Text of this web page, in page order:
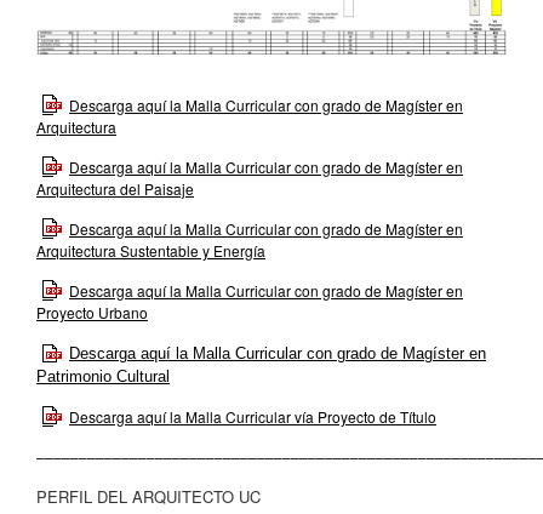
Descarga aquí la Malla Curricular con grado de Magíster en
Arquitectura
Descarga aquí la Malla Curricular con grado de Magíster en
Arquitectura del Paisaje
Descarga aquí la Malla Curricular con grado de Magíster en
Arquitectura Sustentable y Energía
Descarga aquí la Malla Curricular con grado de Magíster en
Proyecto Urbano
Descarga aquí la Malla Curricular con grado de Magíster en
Patrimonio Cultural
Descarga aquí la Malla Curricular vía Proyecto de Título
PERFIL DEL ARQUITECTO UC